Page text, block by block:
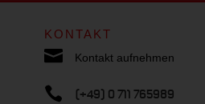
KONTAKT
 Kontakt aufnehmen
 (+49) 0 711 765989